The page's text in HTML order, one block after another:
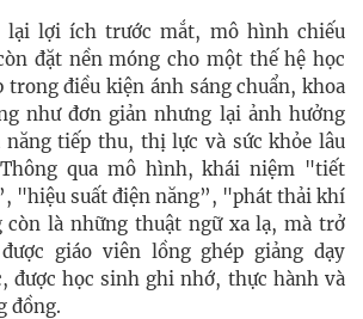
lại lợi ích trước mắt, mô hình chiếu
đặt nền móng cho một thế hệ học
trong điều kiện ánh sáng chuẩn, khoa
như đơn giản nhưng lại ảnh hưởng
tiếp thu, thị lực và sức khỏe lâu
qua mô hình, khái niệm "tiết
"hiệu suất điện năng”, "phát thải khí
là những thuật ngữ xa lạ, mà trở
giáo viên lồng ghép giảng dạy
được học sinh ghi nhớ, thực hành và
đồng.